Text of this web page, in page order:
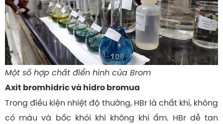
Một số hợp chất điển hình của Brom
Axit bromhidric và hidro bromua
Trong điều kiện nhiệt độ thường, HBr là chất khí, không
có màu và bốc khói khi không khí ẩm. HBr dễ tan